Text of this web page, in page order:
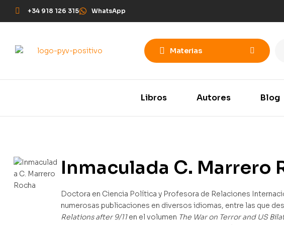
+34 918 126 315 WhatsApp
Materias
Libros Autores Blog
Inmaculada C. Marrero
Doctora en Ciencia Política y Profesora de Relaciones
numerosas publicaciones en diversos idiomas, entre las que
Relations after 9/11en el volumen The War on Terror and US